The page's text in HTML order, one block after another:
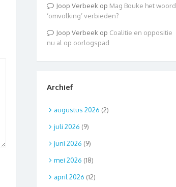
Joop Verbeek op Mag Bouke het woord
‘omvolking’ verbieden?
Joop Verbeek op Coalitie en oppositie
nu al op oorlogspad
Archief
augustus 2026 (2)
juli 2026 (9)
juni 2026 (9)
mei 2026 (18)
april 2026 (12)